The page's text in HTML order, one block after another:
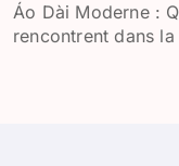
Áo Dài Moderne :
rencontrent dans